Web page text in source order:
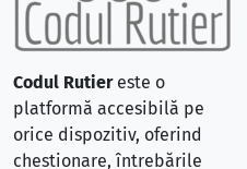
Codul Rutiereste o
platformă accesibilă pe
orice dispozitiv, oferind
chestionare, întrebările